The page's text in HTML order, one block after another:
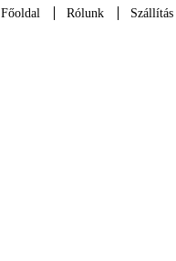
Főoldal Rólunk Szállítás